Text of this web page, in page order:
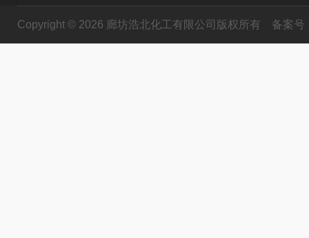
Copyright © 2026 廊坊浩北化工有限公司版权所有 备案号